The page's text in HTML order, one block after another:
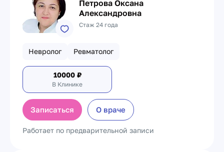
Петрова Оксана
Александровна
Стаж 24 года
Невролог Ревматолог
10000₽
В Клинике
Записаться О враче
Работает по предварительной записи